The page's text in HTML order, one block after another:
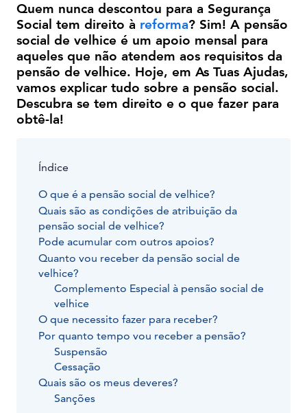
Quem nunca descontou para a Segurança
Social tem direito à reforma? Sim! A pensão
social de velhice é um apoio mensal para
aqueles que não atendem aos requisitos da
pensão de velhice. Hoje, em As Tuas Ajudas,
vamos explicar tudo sobre a pensão social.
Descubra se tem direito e o que fazer para
obtê-la!
Índice
O que é a pensão social de velhice?
Quais são as condições de atribuição da
pensão social de velhice?
Pode acumular com outros apoios?
Quanto vou receber da pensão social de
velhice?
Complemento Especial à pensão social de
velhice
O que necessito fazer para receber?
Por quanto tempo vou receber a pensão?
Suspensão
Cessação
Quais são os meus deveres?
Sanções